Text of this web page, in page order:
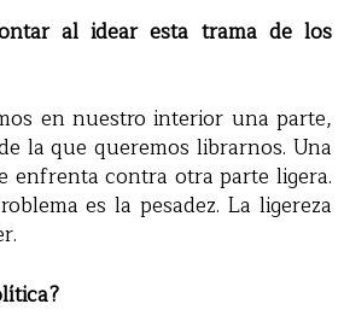
al idear esta trama de los
en nuestro interior una parte,
la que queremos librarnos. Una
enfrenta contra otra parte ligera.
es la pesadez. La ligereza